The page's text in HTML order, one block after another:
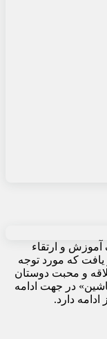
سال ۱۳۵۸ با هدف آموزش و ارتقاء
که مورد توجه
و محبت دوستان
در جهت ادامه
دارد.